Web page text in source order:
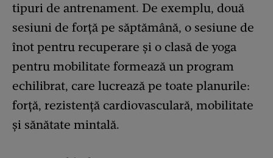
tipuri de antrenament. De exemplu, două
sesiuni de forță pe săptămână, o sesiune de
înot pentru recuperare și o clasă de yoga
pentru mobilitate formează un program
echilibrat, care lucrează pe toate planurile:
forță, rezistență cardiovasculară, mobilitate
și sănătate mintală.